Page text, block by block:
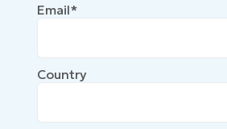
Email*
Country